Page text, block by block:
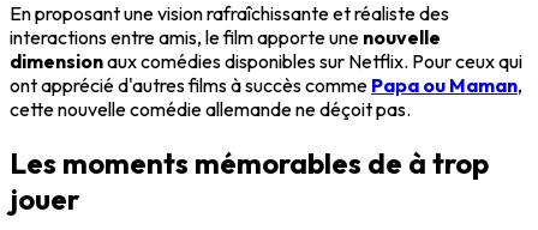
En proposant une vision rafraîchissante et réaliste des
interactions entre amis, le film apporte une nouvelle
dimensionaux comédies disponibles sur Netflix. Pour ceux qui
ont apprécié d'autres films à succès comme Papa ou Maman,
cette nouvelle comédie allemande ne déçoit pas.
Les moments mémorables de à trop
jouer